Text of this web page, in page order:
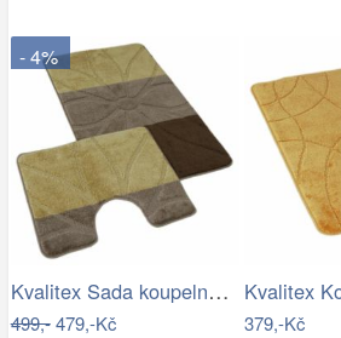
- 4%
Kvalitex Sada koupelnových předložek…
499,-479,-Kč 379,-Kč